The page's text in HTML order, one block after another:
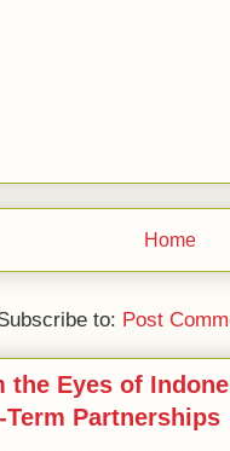
Home
to: Post
the Eyes of
Partnerships